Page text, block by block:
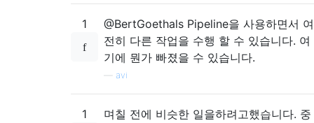
1
@BertGoethals Pipeline을 사용하면서 여
전히 다른 작업을 수행 할 수 있습니다. 여
기에 뭔가 빠졌을 수 있습니다.
avi
1
며칠 전에 비슷한 일을하려고했습니다. 중